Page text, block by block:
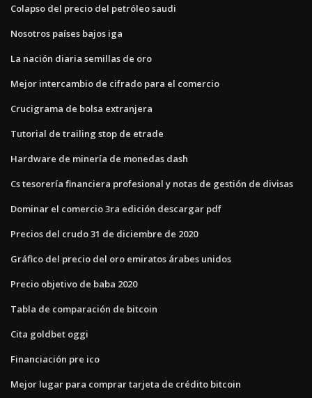
Colapso del precio del petróleo saudi
Nosotros países bajos iga
La nación diaria semillas de oro
Mejor intercambio de cifrado para el comercio
Crucigrama de bolsa extranjera
Tutorial de trailing stop de etrade
Hardware de minería de monedas dash
Cs tesorería financiera profesional y notas de gestión de divisas
Dominar el comercio 3ra edición descargar pdf
Precios del crudo 31 de diciembre de 2020
Gráfico del precio del oro emiratos árabes unidos
Precio objetivo de baba 2020
Tabla de comparación de bitcoin
Cita goldbet oggi
Financiación pre ico
Mejor lugar para comprar tarjeta de crédito bitcoin